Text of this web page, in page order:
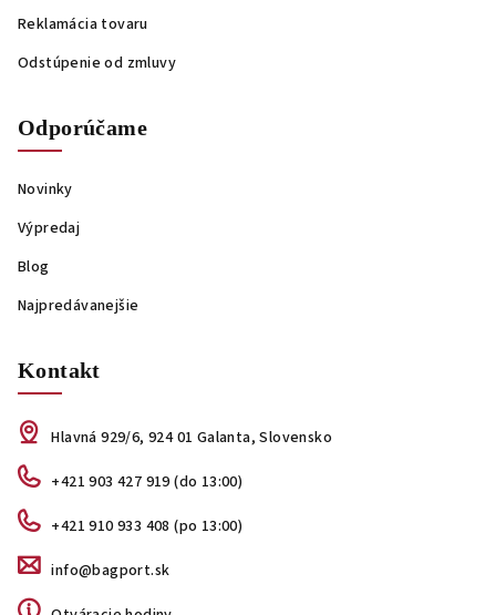
Reklamácia tovaru
Odstúpenie od zmluvy
Odporúčame
Novinky
Výpredaj
Blog
Najpredávanejšie
Kontakt
Hlavná 929/6, 924 01 Galanta, Slovensko
+421 903 427 919 (do 13:00)
+421 910 933 408 (po 13:00)
info@bagport.sk